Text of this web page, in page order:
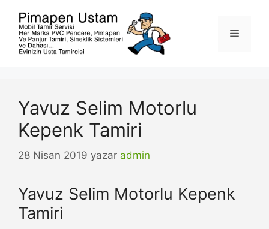
Menü
Yavuz Selim Motorlu
Kepenk Tamiri
28 Nisan 2019 yazar admin
Yavuz Selim Motorlu Kepenk
Tamiri